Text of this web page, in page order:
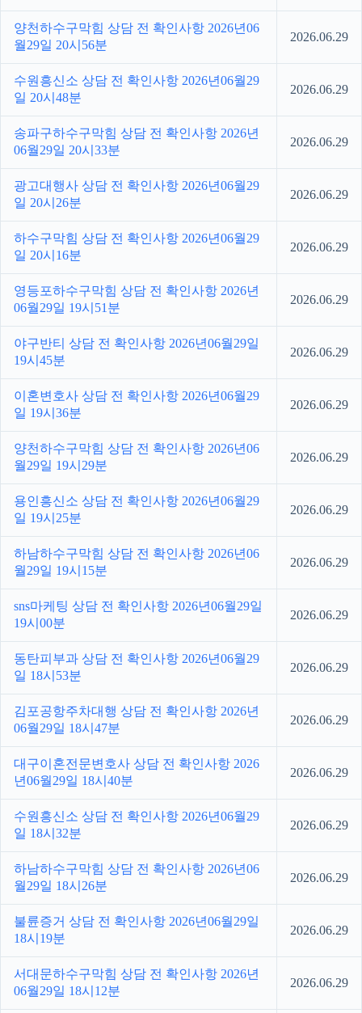
양천하수구막힘 상담 전 확인사항 2026년06
월29일 20시56분
2026.06.29
수원흥신소 상담 전 확인사항 2026년06월29
일 20시48분
2026.06.29
송파구하수구막힘 상담 전 확인사항 2026년
06월29일 20시33분
2026.06.29
광고대행사 상담 전 확인사항 2026년06월29
일 20시26분
2026.06.29
하수구막힘 상담 전 확인사항 2026년06월29
일 20시16분
2026.06.29
영등포하수구막힘 상담 전 확인사항 2026년
06월29일 19시51분
2026.06.29
야구반티 상담 전 확인사항 2026년06월29일
19시45분
2026.06.29
이혼변호사 상담 전 확인사항 2026년06월29
일 19시36분
2026.06.29
양천하수구막힘 상담 전 확인사항 2026년06
월29일 19시29분
2026.06.29
용인흥신소 상담 전 확인사항 2026년06월29
일 19시25분
2026.06.29
하남하수구막힘 상담 전 확인사항 2026년06
월29일 19시15분
2026.06.29
sns마케팅 상담 전 확인사항 2026년06월29일
19시00분
2026.06.29
동탄피부과 상담 전 확인사항 2026년06월29
일 18시53분
2026.06.29
김포공항주차대행 상담 전 확인사항 2026년
06월29일 18시47분
2026.06.29
대구이혼전문변호사 상담 전 확인사항 2026
년06월29일 18시40분
2026.06.29
수원흥신소 상담 전 확인사항 2026년06월29
일 18시32분
2026.06.29
하남하수구막힘 상담 전 확인사항 2026년06
월29일 18시26분
2026.06.29
불륜증거 상담 전 확인사항 2026년06월29일
18시19분
2026.06.29
서대문하수구막힘 상담 전 확인사항 2026년
06월29일 18시12분
2026.06.29